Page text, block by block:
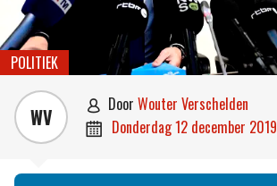
POLITIEK
WV  door Wouter Verschelden
 donderdag 12 december 2019